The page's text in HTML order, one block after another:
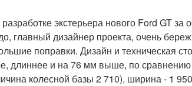
экстерьера нового Ford GT
главный дизайнер проекта, очень
поправки. Дизайн и техническая
длиннее и на 76 мм выше, по
колесной базы 2 710), ширина - 1